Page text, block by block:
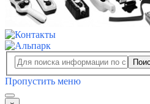
Пропустить меню